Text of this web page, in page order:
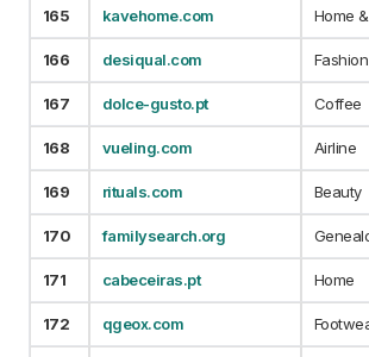
165 kavehome.com Home
166 desiqual.com Fashion
167 dolce-gusto.pt Coffee
168 vueling.com Airline
169 rituals.com Beauty
170 familysearch.org
171 cabeceiras.pt Home
172 qgeox.com